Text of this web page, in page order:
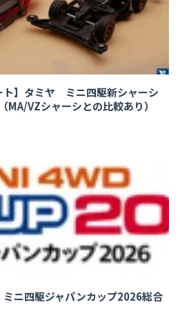
ト】タミヤ ミニ四駆新シャーシ
MA/VZシャーシとの比較あり）
ニ四駆ジャパンカップ2026総合